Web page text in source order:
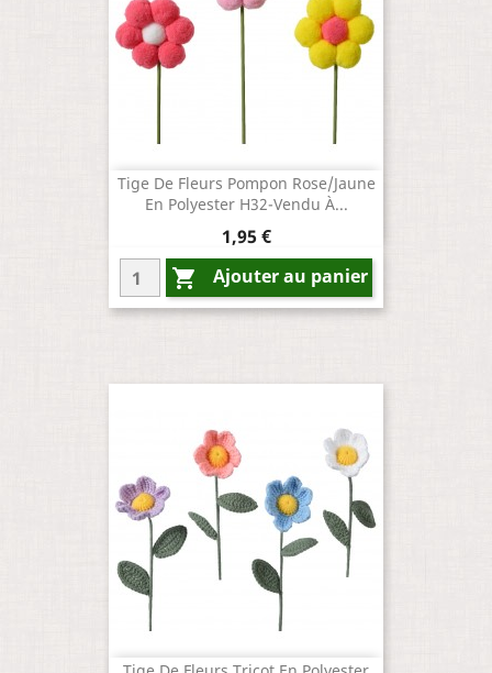
Tige De Fleurs Pompon Rose/Jaune
En Polyester H32-Vendu À...
Prix
1,95 €
 Ajouter au panier